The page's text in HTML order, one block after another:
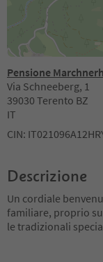
Pensione
Via Schneeberg, 1
39030 Terento BZ
IT
CIN:
Descrizione
Un cordiale
familiare, proprio
le tradizionali